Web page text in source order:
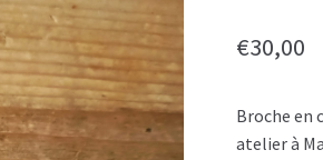
€30,00
Broche en
atelier à